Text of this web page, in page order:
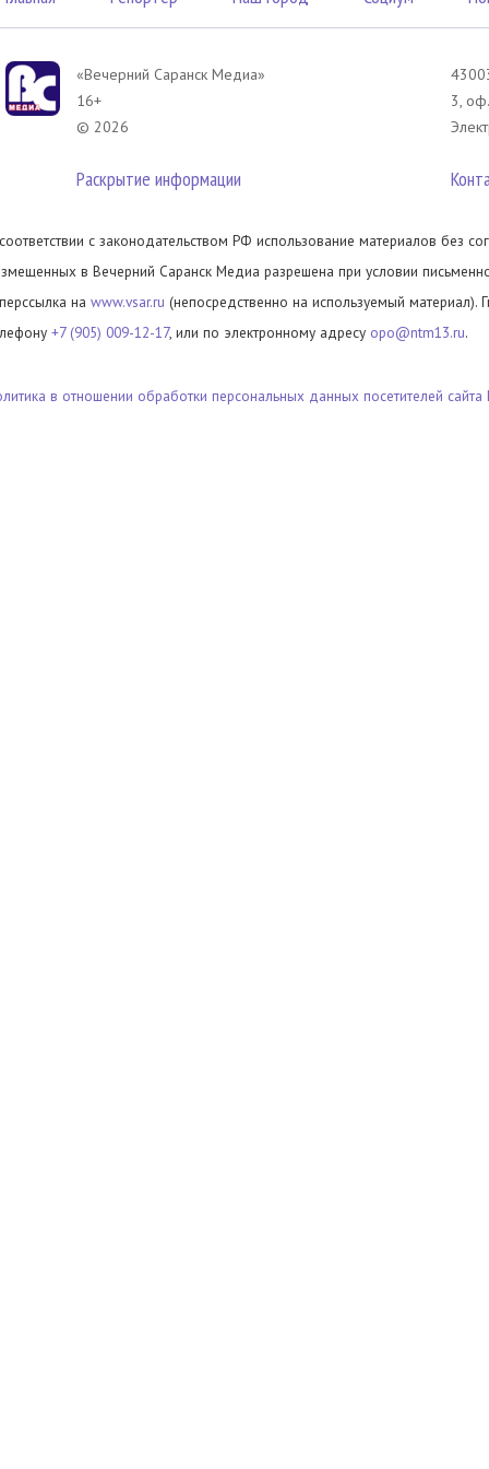
«Вечерний Саранск Mедиа»
16+
© 2026
Раскрытие информации
3,
с законодательством РФ использование материалов без
в Вечерний Саранск Медиа разрешена при условии
на www.vsar.ru (непосредственно на используемый материал).
+7 (905) 009-12-17, или по электронному адресу opo@ntm13.ru.
в отношении обработки персональных данных посетителей